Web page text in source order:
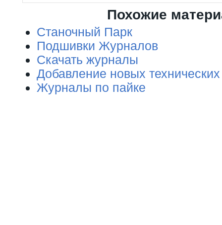
Похожие
Станочный Парк
Подшивки Журналов
Скачать журналы
Добавление новых
Журналы по пайке